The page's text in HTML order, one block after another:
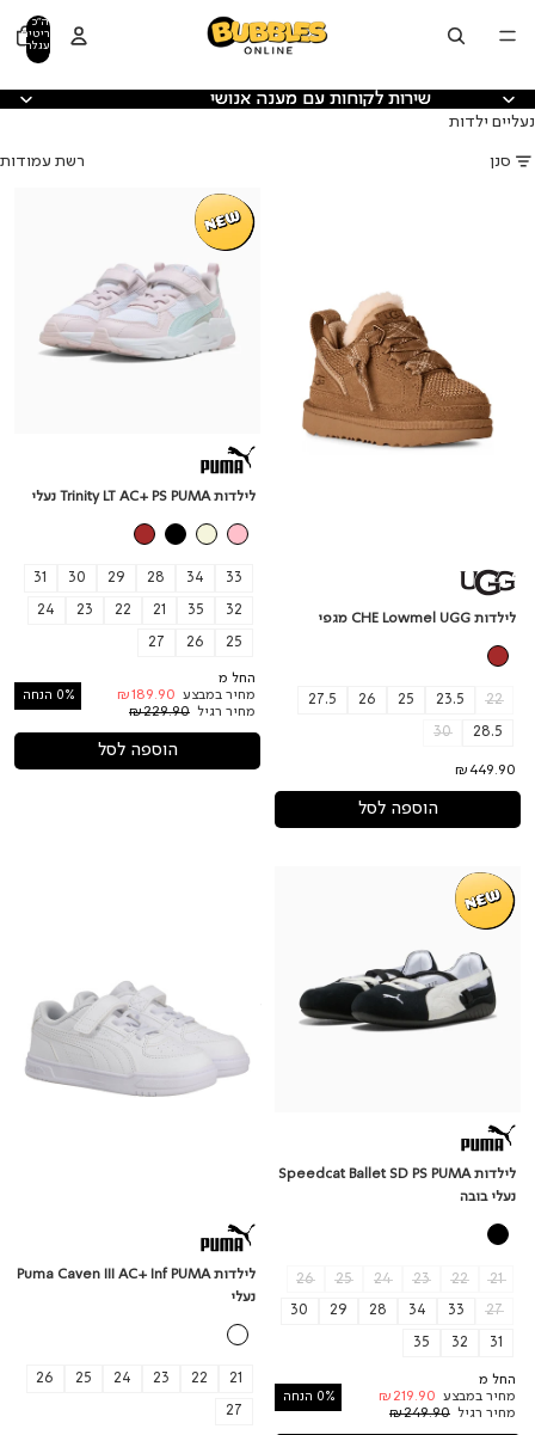
סה"כ
פריטים
בעגלה:
0
שירות לקוחות עם מענה אנושי
שירות לקוחות עם מענה אנושי
נעליים ילדות
סנן רשת עמודות
לילדות CHE Lowmel UGG מגפי
22
23.5
25
26
27.5
28.5
30
₪449.90
הוספה לסל
לילדות
Trinity
PUMA
לילדות Trinity LT AC+ PS PUMA נעלי
33
34
28
29
30
31
32
35
21
22
23
24
25
26
27
0% הנחה
החל מ
מחיר במבצע ₪189.90
מחיר רגיל ₪229.90
הוספה לסל
לילדות
Speedcat
Ballet
PUMA
לילדות Speedcat Ballet SD PS PUMA
נעלי בובה
21
22
23
24
25
26
27
33
34
28
29
30
31
32
35
0% הנחה
החל מ
מחיר במבצע ₪219.90
מחיר רגיל ₪249.90
PUMA
נעלי
לילדות Puma Caven III AC+ Inf PUMA
נעלי
21
22
23
24
25
26
27